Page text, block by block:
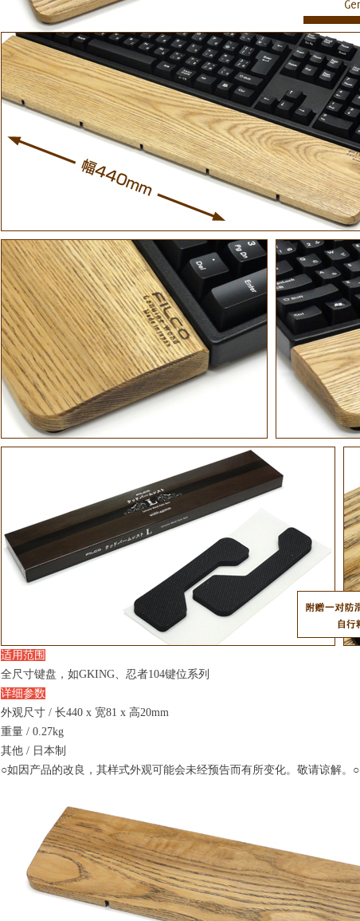
适用范围
全尺寸键盘，如GKING、忍者104键位系列
详细参数
外观尺寸 / 长440 x 宽81 x 高20mm
重量 / 0.27kg
其他 / 日本制
○如因产品的改良，其样式外观可能会未经预告而有所变化。敬请谅解。○